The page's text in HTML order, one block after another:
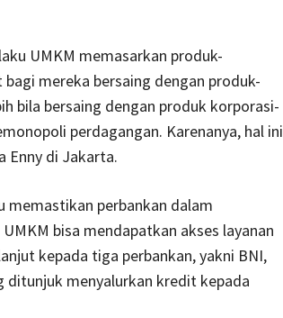
UMKM memasarkan produk-
mereka bersaing dengan produk-
bila bersaing dengan produk korporasi-
perdagangan. Karenanya, hal ini
Enny di Jakarta.
memastikan perbankan dalam
bisa mendapatkan akses layanan
kepada tiga perbankan, yakni BNI,
ditunjuk menyalurkan kredit kepada